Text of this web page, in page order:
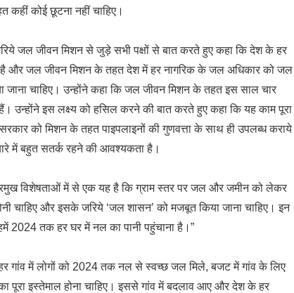
कोई छूटना नहीं चाहिए।
जल जीवन मिशन से जुड़े सभी पक्षों से बात करते हुए कहा कि देश के हर
और जल जीवन मिशन के तहत देश में हर नागरिक के जल अधिकार को जल
चाहिए। उन्होंने कहा कि जल जीवन मिशन के तहत इस साल चार
उन्होंने इस लक्ष्य को हसिल करने की बात करते हुए कहा कि यह काम पूरा
को मिशन के तहत पाइपलाइनों की गुणवत्ता के साथ ही उपलब्ध कराये
में बहुत सतर्क रहने की आवश्यकता है।
विशेषताओं में से एक यह है कि ग्राम स्तर पर जल और जमीन को लेकर
चाहिए और इसके जरिये ‘जल शासन’ को मजबूत किया जाना चाहिए। इन
2024 तक हर घर में नल का पानी पहुंचाना है।”
गांव में लोगों को 2024 तक नल से स्वच्छ जल मिले, बजट में गांव के लिए
पूरा इस्तेमाल होना चाहिए। इससे गांव में बदलाव आए और देश के हर